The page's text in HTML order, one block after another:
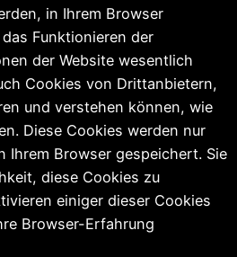
in Ihrem Browser
Funktionieren der
der Website wesentlich
Cookies von Drittanbietern,
und verstehen können, wie
Diese Cookies werden nur
Ihrem Browser gespeichert. Sie
diese Cookies zu
einiger dieser Cookies
Browser-Erfahrung